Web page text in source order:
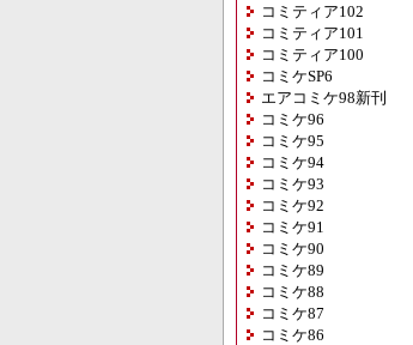
コミティア102
コミティア101
コミティア100
コミケSP6
エアコミケ98新刊
コミケ96
コミケ95
コミケ94
コミケ93
コミケ92
コミケ91
コミケ90
コミケ89
コミケ88
コミケ87
コミケ86